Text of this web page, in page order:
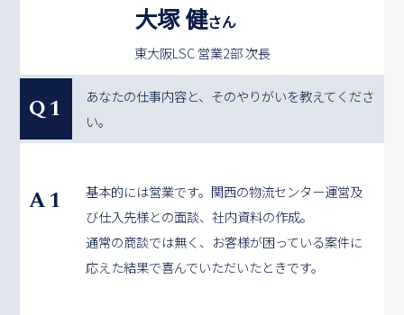
大塚 健さん
東大阪LSC 営業2部 次長
Q1
あなたの仕事内容と、そのやりがいを教えてくださ
い。
A1
基本的には営業です。関西の物流センター運営及
び仕入先様との面談、社内資料の作成。
通常の商談では無く、お客様が困っている案件に
応えた結果で喜んでいただいたときです。